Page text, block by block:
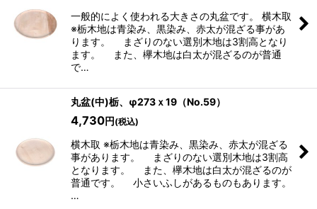
一般的によく使われる大きさの丸盆です。 横木取
※栃木地は青染み、黒染み、赤太が混ざる事があ
ります。 まざりのない選別木地は3割高となり
ます。 また、欅木地は白太が混ざるのが普通
で…
丸盆(中)栃、φ273ｘ19（No.59）
4,730円(税込)
横木取 ※栃木地は青染み、黒染み、赤太が混ざる
事があります。 まざりのない選別木地は3割高
となります。 また、欅木地は白太が混ざるのが
普通です。 小さいふしがあるものもあります。
…